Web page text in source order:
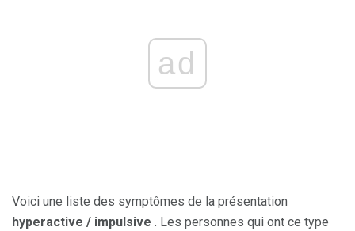
ad
Voici une liste des symptômes de la présentation
hyperactive / impulsive . Les personnes qui ont ce type